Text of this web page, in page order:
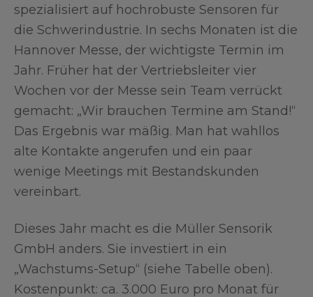
spezialisiert auf hochrobuste Sensoren für
die Schwerindustrie. In sechs Monaten ist die
Hannover Messe, der wichtigste Termin im
Jahr. Früher hat der Vertriebsleiter vier
Wochen vor der Messe sein Team verrückt
gemacht: „Wir brauchen Termine am Stand!“
Das Ergebnis war mäßig. Man hat wahllos
alte Kontakte angerufen und ein paar
wenige Meetings mit Bestandskunden
vereinbart.
Dieses Jahr macht es die Müller Sensorik
GmbH anders. Sie investiert in ein
„Wachstums-Setup“ (siehe Tabelle oben).
Kostenpunkt: ca. 3.000 Euro pro Monat für